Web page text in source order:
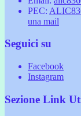
PEC:
una mail
Seguici su
Facebook
Instagram
Sezione Link